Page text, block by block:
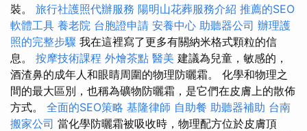
裝。 旅行社護照代辦服務 陽明山花葬服務介紹 推薦的SEO
軟體工具 養老院 台胞證申請 安養中心 助聽器公司 辦理護
照的完整步驟 我在這裡寫了更多有關納米格式顆粒的信
息。 按摩技術課程 外燴茶點 醫美 建議為兒童，敏感的，
酒渣鼻的成年人和眼睛周圍的物理防曬霜。 化學和物理之
間的最大區別，也稱為礦物防曬霜，是它們在皮膚上的散佈
方式。 全面的SEO策略 基隆律師 自助餐 助聽器補助 台南
搬家公司 當化學防曬霜被吸收時，物理配方位於皮膚頂